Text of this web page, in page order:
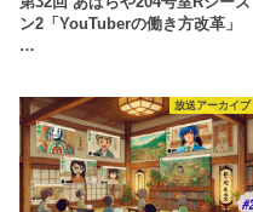
ン2「YouTuberの働き方改革」
…
放送アーカイブ